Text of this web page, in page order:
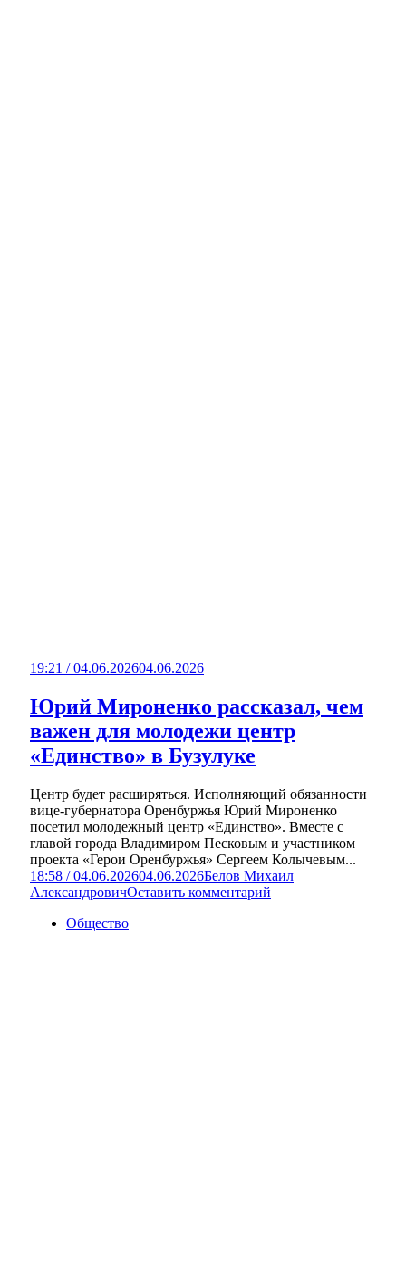
19:21 / 04.06.202604.06.2026
Юрий Мироненко рассказал, чем
важен для молодежи центр
«Единство» в Бузулуке
Центр будет расширяться. Исполняющий обязанности
вице-губернатора Оренбуржья Юрий Мироненко
посетил молодежный центр «Единство». Вместе с
главой города Владимиром Песковым и участником
проекта «Герои Оренбуржья» Сергеем Колычевым...
18:58 / 04.06.202604.06.2026Белов Михаил
АлександровичОставить комментарий
Общество